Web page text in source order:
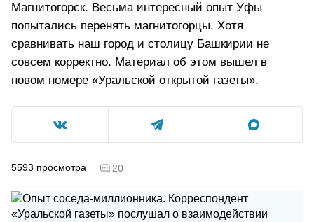
Магнитогорск. Весьма интересный опыт Уфы
попытались перенять магнитогорцы. Хотя
сравнивать наш город и столицу Башкирии не
совсем корректно. Материал об этом вышел в
новом номере «Уральской открытой газеты».
5593 просмотра 20